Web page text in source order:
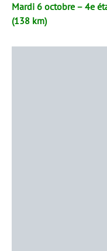
Mardi 6 octobre – 4e
(138 km)